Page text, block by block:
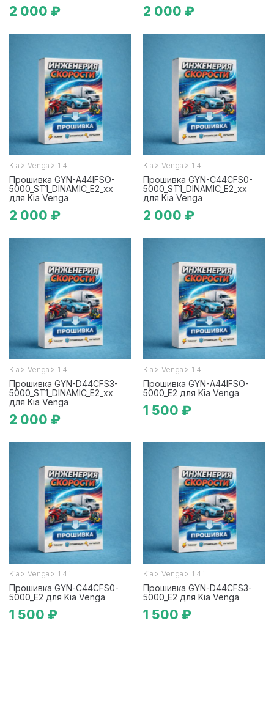
2 000 ₽ 2 000 ₽
Kia > Venga > 1.4 i
Прошивка GYN-A44IFSO-
5000_ST1_DINAMIC_E2_xx
для Kia Venga
2 000 ₽
Kia > Venga > 1.4 i
Прошивка GYN-C44CFS0-
5000_ST1_DINAMIC_E2_xx
для Kia Venga
2 000 ₽
Kia > Venga > 1.4 i
Прошивка GYN-D44CFS3-
5000_ST1_DINAMIC_E2_xx
для Kia Venga
2 000 ₽
Kia > Venga > 1.4 i
Прошивка GYN-A44IFSO-
5000_E2 для Kia Venga
1 500 ₽
Kia > Venga > 1.4 i
Прошивка GYN-C44CFS0-
5000_E2 для Kia Venga
1 500 ₽
Kia > Venga > 1.4 i
Прошивка GYN-D44CFS3-
5000_E2 для Kia Venga
1 500 ₽